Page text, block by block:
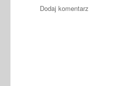
Dodaj komentarz